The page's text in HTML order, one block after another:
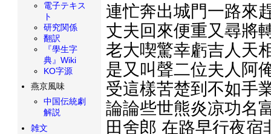
連忙奔出城門一路來
丈夫回來便重又尋將
老大喫驚幸虧吉人天
是又叫聲二位夫人阿
受這樣苦楚到不如手
論論些世熊炎凉功名
田舍郎 在路早行夜
電子テキス
ト
研究関係
翻訳
『學生字
典』Wiki
KO字源
燕京風味
中国伝統劇
解説
雑文